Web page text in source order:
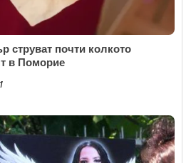
струват почти колкото
в Поморие
1